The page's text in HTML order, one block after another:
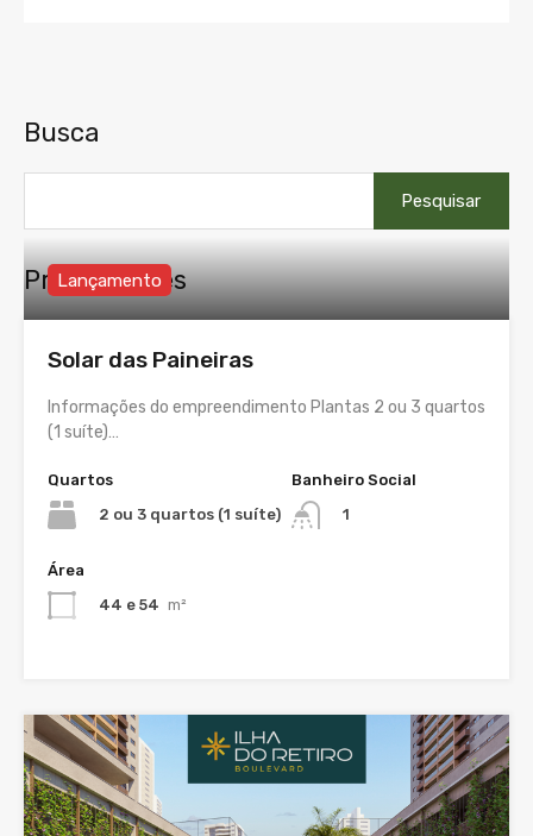
Busca
por:
Propriedades
Lançamento
Solar das Paineiras
Informações do empreendimento Plantas 2 ou 3 quartos
(1 suíte)…
Quartos
2 ou 3 quartos (1 suíte)
Banheiro Social
1
Área
44 e 54 m²